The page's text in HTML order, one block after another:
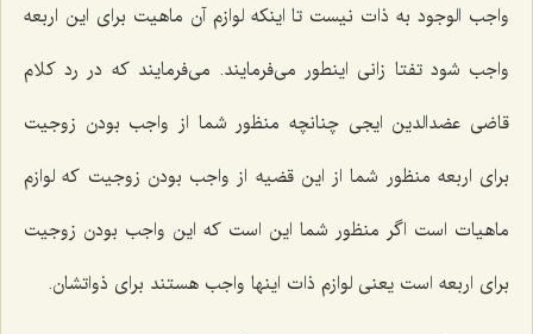
واجب الوجود به ذات نیست تا اینكه لوازم آن ماهیت براى این اربعه
واجب شود تفتا زانى اینطور مى‌فرمایند. مى‌فرمایند كه در رد كلام
قاضى عضدالدین ایجى چنانچه منظور شما از واجب بودن زوجیت
براى اربعه منظور شما از این قضیه از واجب بودن زوجیت كه لوازم
ماهیات است اگر منظور شما این است كه این واجب بودن زوجیت
براى اربعه است یعنى لوازم ذات اینها واجب هستند براى ذواتشان.